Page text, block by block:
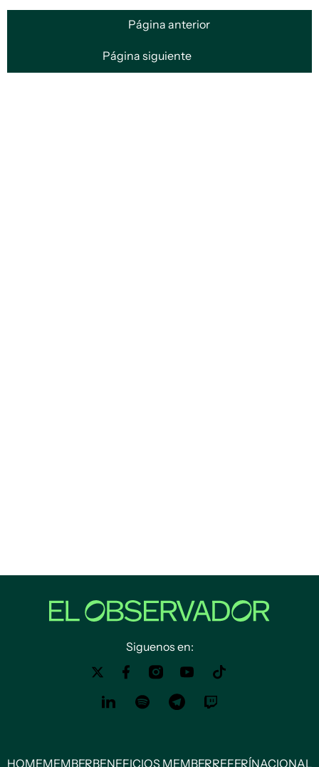
Página anterior
Página siguiente
Siguenos en:
HOMEMEMBERBENEFICIOS MEMBERREFERÍNACIONAL